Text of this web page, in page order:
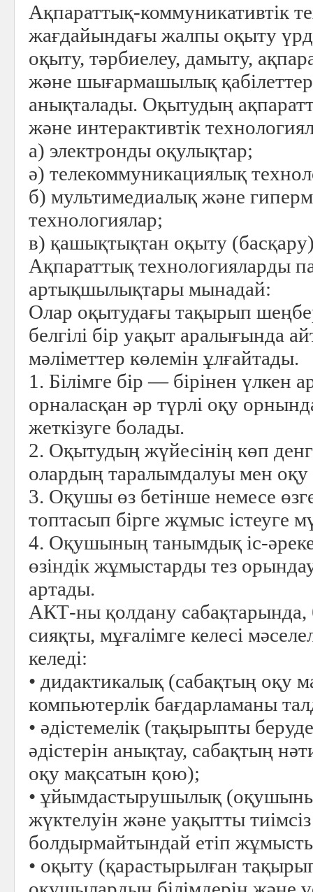
Ақпараттық-коммуникативтік
жағдайындағы жалпы оқыту
оқыту, тәрбиелеу, дамыту,
және шығармашылық
анықталады. Оқытудың
және интерактивтік
а) электронды оқулықтар;
ә) телекоммуникациялық
б) мультимедиалық және
технологиялар;
в) қашықтықтан оқыту
Ақпараттық технологияларды
артықшылықтары мынадай:
Олар оқытудағы тақырып
белгілі бір уақыт аралығында
мәліметтер көлемін ұлғайтады.
1. Білімге бір — бірінен үлкен
орналасқан әр түрлі оқу
жеткізуге болады.
2. Оқытудың жүйесінің көп
олардың таралымдалуы мен
3. Оқушы өз бетінше немесе
топтасып бірге жұмыс істеуге
4. Оқушының танымдық іс-
өзіндік жұмыстарды тез
артады.
АКТ-ны қолдану сабақтарында,
сияқты, мұғалімге келесі
келеді:
• дидактикалық (сабақтың оқу
компьютерлік бағдарламаны
• әдістемелік (тақырыпты
әдістерін анықтау, сабақтың
оқу мақсатын қою);
• ұйымдастырушылық
жүктелуін және уақытты тиімсіз
болдырмайтындай етіп
• оқыту (қарастырылған